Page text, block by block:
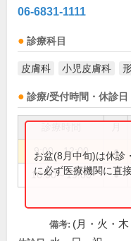
06-6831-1111
診療科目
皮膚科 小児皮膚科
診療/受付時間・休診日
9:00～12:00 ●
16:00～19:00 ●
お盆(8月中旬)は休診
に必ず医療機関に直
備考: (月・火・